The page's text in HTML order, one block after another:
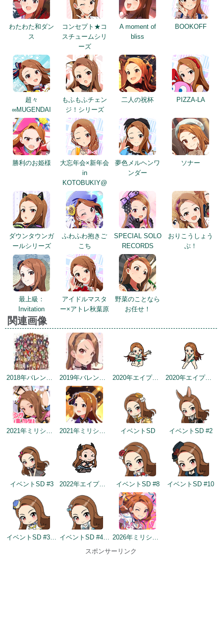
わたわた和ダン
ス
コンセプト★コ
スチュームシリ
ーズ
A moment of
bliss
BOOKOFF
超々
∞MUGENDAI
もふもふチェン
ジ！シリーズ
二人の祝杯 PIZZA-LA
勝利のお姫様
大忘年会×新年会
in
KOTOBUKIY@
夢色メルヘンワ
ンダー
ソナー
ダウンタウンガ
ールシリーズ
ふわふわ抱きご
こち
SPECIAL SOLO
RECORDS
おりこうしょう
ぶ！
最上級：
Invitation
アイドルマスタ
ー×アトレ秋葉原
野菜のことなら
お任せ！
関連画像
2018年バレンタインデー公式ツイート 2019年バレンタイントップ画面 2020年エイプリルフールネタ 2020年エイプリルフールネタ
2021年ミリシタ4周年カウントダウン（1日前） 2021年ミリシタ4周年トップ画面 イベントSD イベントSD #2
イベントSD #3 2022年エイプリルフールネタ イベントSD #8 イベントSD #10
イベントSD #358 イベントSD #432
2026年ミリシタ9周年カウントダウン（1日前）
スポンサーリンク